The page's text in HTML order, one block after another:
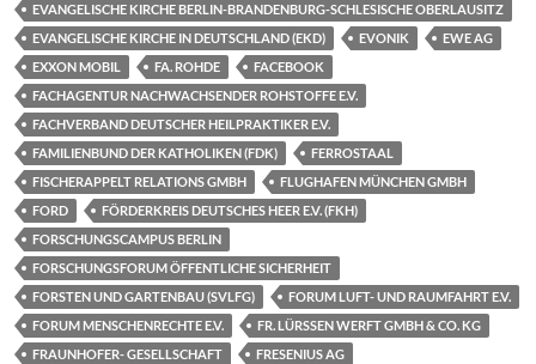
EVANGELISCHE KIRCHE BERLIN-BRANDENBURG-SCHLESISCHE OBERLAUSITZ
EVANGELISCHE KIRCHE IN DEUTSCHLAND (EKD)
EVONIK
EWE AG
EXXON MOBIL
FA. ROHDE
FACEBOOK
FACHAGENTUR NACHWACHSENDER ROHSTOFFE E.V.
FACHVERBAND DEUTSCHER HEILPRAKTIKER E.V.
FAMILIENBUND DER KATHOLIKEN (FDK)
FERROSTAAL
FISCHERAPPELT RELATIONS GMBH
FLUGHAFEN MÜNCHEN GMBH
FORD
FÖRDERKREIS DEUTSCHES HEER E.V. (FKH)
FORSCHUNGSCAMPUS BERLIN
FORSCHUNGSFORUM ÖFFENTLICHE SICHERHEIT
FORSTEN UND GARTENBAU (SVLFG)
FORUM LUFT- UND RAUMFAHRT E.V.
FORUM MENSCHENRECHTE E.V.
FR. LÜRSSEN WERFT GMBH & CO. KG
FRAUNHOFER- GESELLSCHAFT
FRESENIUS AG